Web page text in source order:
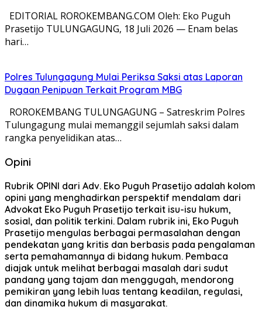
EDITORIAL ROROKEMBANG.COM Oleh: Eko Puguh
Prasetijo TULUNGAGUNG, 18 Juli 2026 — Enam belas
hari…
Polres Tulungagung Mulai Periksa Saksi atas Laporan
Dugaan Penipuan Terkait Program MBG
ROROKEMBANG TULUNGAGUNG – Satreskrim Polres
Tulungagung mulai memanggil sejumlah saksi dalam
rangka penyelidikan atas…
Opini
Rubrik OPINI dari Adv. Eko Puguh Prasetijo adalah kolom
opini yang menghadirkan perspektif mendalam dari
Advokat Eko Puguh Prasetijo terkait isu-isu hukum,
sosial, dan politik terkini. Dalam rubrik ini, Eko Puguh
Prasetijo mengulas berbagai permasalahan dengan
pendekatan yang kritis dan berbasis pada pengalaman
serta pemahamannya di bidang hukum. Pembaca
diajak untuk melihat berbagai masalah dari sudut
pandang yang tajam dan menggugah, mendorong
pemikiran yang lebih luas tentang keadilan, regulasi,
dan dinamika hukum di masyarakat.